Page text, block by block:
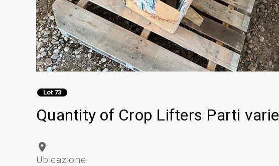
Lot 73
Quantity of Crop Lifters Parti varie
Ubicazione